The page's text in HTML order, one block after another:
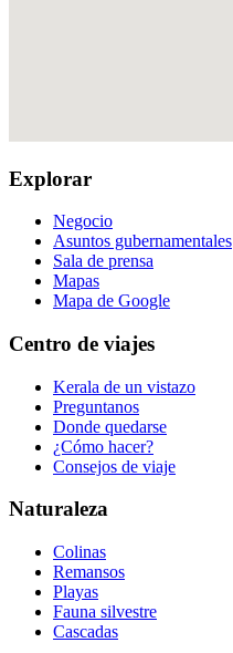
Explorar
Negocio
Asuntos gubernamentales
Sala de prensa
Mapas
Mapa de Google
Centro de viajes
Kerala de un vistazo
Preguntanos
Donde quedarse
¿Cómo hacer?
Consejos de viaje
Naturaleza
Colinas
Remansos
Playas
Fauna silvestre
Cascadas